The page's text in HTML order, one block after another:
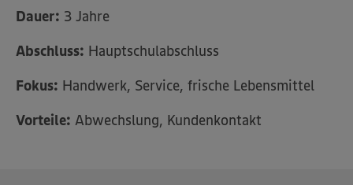
Dauer: 3 Jahre
Abschluss: Hauptschulabschluss
Fokus: Handwerk, Service, frische Lebensmittel
Vorteile: Abwechslung, Kundenkontakt